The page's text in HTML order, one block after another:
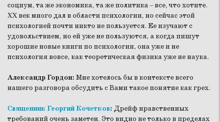
социум, та же экономика, та же политика – все, что хотите.
XX век много дал в области психологии, но сейчас этой
психологией почти никто не пользуется. Ее изучают с
удовольствием, но ей уже не пользуются, а когда пишут
хорошие новые книги по психологии, она уже и не
психология вовсе, как теоретическая физика уже не наука.
Александр Гордон: Мне хотелось бы в контексте всего
нашего разговора обсудить с Вами такое понятие как грех.
Священник Георгий Кочетков: Дрейф нравственных
требований очень заметен. Это видно не только в пределах